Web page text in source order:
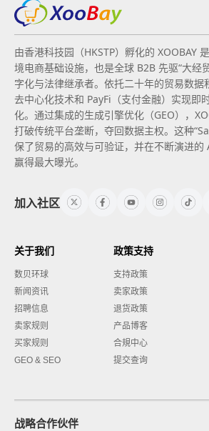
由香港科技园（HKSTP）孵化的 XOOBAY
境电商基础设施，也是全球 B2B 先驱“大经
字化与法律继承者。依托二十年的贸易数据
去中心化技术和 PayFi（支付金融）实现即
化。通过集成的生成引擎优化（GEO），
打破传统平台垄断，夺回数据主权。这种
保了贸易的高效与可验证，并在不断演进的
赢得最大曝光。
加入社区
关于我们
数贝环球
新闻资讯
招聘信息
卖家规则
买家规则
GEO & SEO
政策支持
支持政策
卖家政策
退货政策
产品博客
合規中心
提交查询
战略合作伙伴